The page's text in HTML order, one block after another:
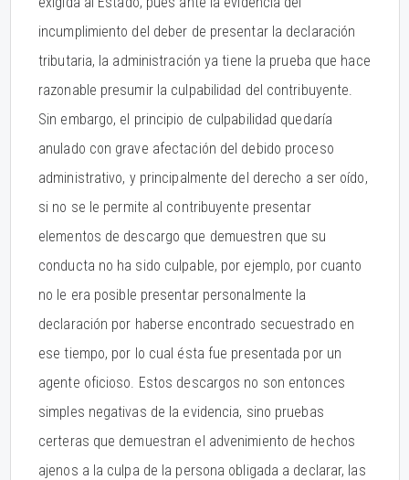
incumplimiento del deber de presentar la declaración
tributaria, la administración ya tiene la prueba que hace
razonable presumir la culpabilidad del contribuyente.
Sin embargo, el principio de culpabilidad quedaría
anulado con grave afectación del debido proceso
administrativo, y principalmente del derecho a ser oído,
si no se le permite al contribuyente presentar
elementos de descargo que demuestren que su
conducta no ha sido culpable, por ejemplo, por cuanto
no le era posible presentar personalmente la
declaración por haberse encontrado secuestrado en
ese tiempo, por lo cual ésta fue presentada por un
agente oficioso. Estos descargos no son entonces
simples negativas de la evidencia, sino pruebas
certeras que demuestran el advenimiento de hechos
ajenos a la culpa de la persona obligada a declarar, las